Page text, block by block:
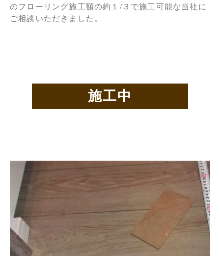
のフローリング施工額の約１/３で施工可能な当社に
ご相談いただきました。
施工中